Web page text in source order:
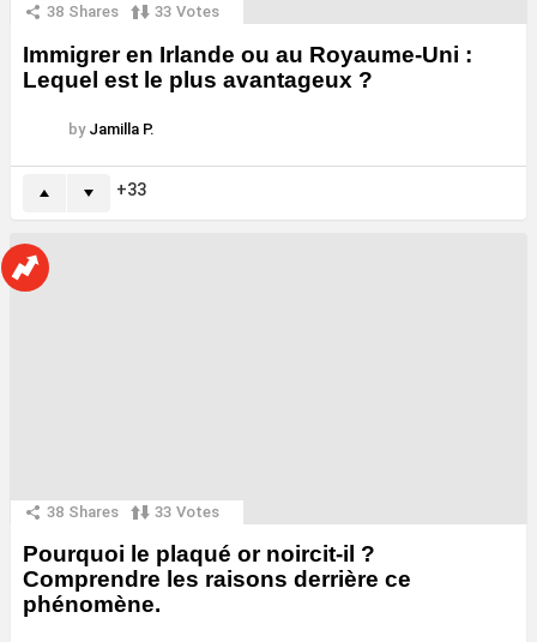
38 Shares 33 Votes
Immigrer en Irlande ou au Royaume-Uni :
Lequel est le plus avantageux ?
by Jamilla P.
33
38 Shares 33 Votes
Pourquoi le plaqué or noircit-il ?
Comprendre les raisons derrière ce
phénomène.